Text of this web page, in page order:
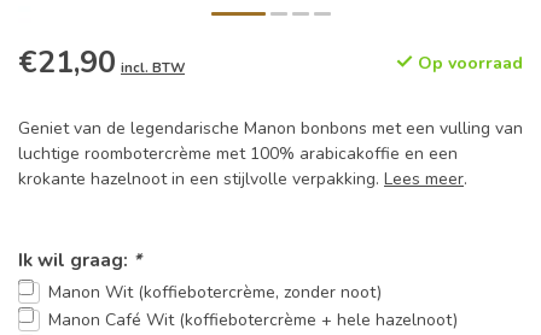
€21,90 incl. BTW Op voorraad
Geniet van de legendarische Manon bonbons met een vulling van
luchtige roombotercrème met 100% arabicakoffie en een
krokante hazelnoot in een stijlvolle verpakking. Lees meer.
Ik wil graag: *
Manon Wit (koffiebotercrème, zonder noot)
Manon Café Wit (koffiebotercrème + hele hazelnoot)